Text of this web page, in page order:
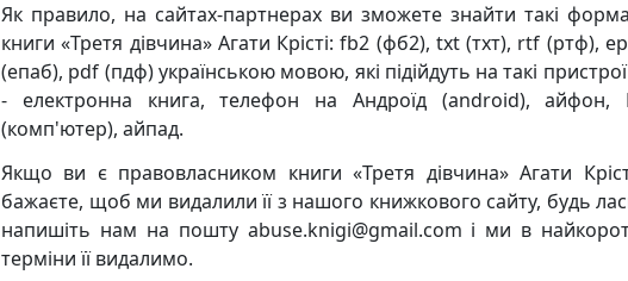
Як правило, на сайтах-партнерах ви зможете знайти такі
книги «Третя дівчина» Агати Крісті: fb2 (фб2), txt (тхт), rtf (ртф),
(епаб), pdf (пдф) українською мовою, які підійдуть на такі
- електронна книга, телефон на Андроїд (android), айфон,
(комп'ютер), айпад.
Якщо ви є правовласником книги «Третя дівчина» Агати
бажаєте, щоб ми видалили її з нашого книжкового сайту, будь
напишіть нам на пошту abuse.knigi@gmail.com і ми в
терміни її видалимо.